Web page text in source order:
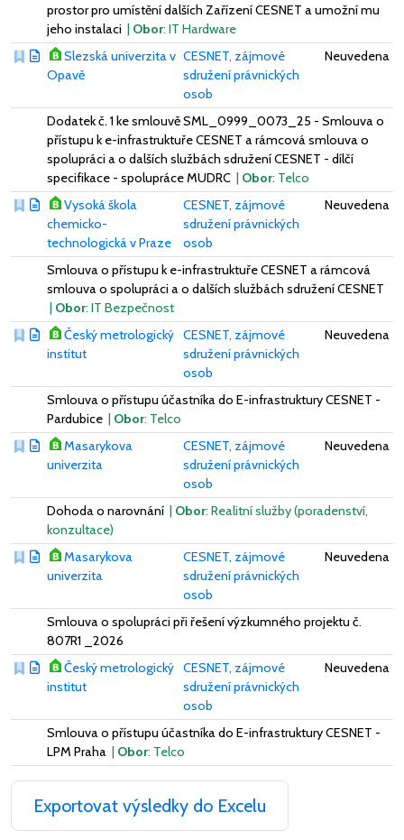
prostor pro umístění dalších Zařízení CESNET a umožní mu
jeho instalaci | Obor: IT Hardware
Slezská univerzita v
Opavě
CESNET, zájmové
sdružení právnických
osob
Neuvedena
Dodatek č. 1 ke smlouvě SML_0999_0073_25 - Smlouva o
přístupu k e-infrastruktuře CESNET a rámcová smlouva o
spolupráci a o dalších službách sdružení CESNET - dílčí
specifikace - spolupráce MUDRC | Obor: Telco
Vysoká škola
chemicko-
technologická v Praze
CESNET, zájmové
sdružení právnických
osob
Neuvedena
Smlouva o přístupu k e-infrastruktuře CESNET a rámcová
smlouva o spolupráci a o dalších službách sdružení CESNET
| Obor: IT Bezpečnost
Český metrologický
institut
CESNET, zájmové
sdružení právnických
osob
Neuvedena
Smlouva o přístupu účastníka do E-infrastruktury CESNET -
Pardubice | Obor: Telco
Masarykova
univerzita
CESNET, zájmové
sdružení právnických
osob
Neuvedena
Dohoda o narovnání | Obor: Realitní služby (poradenství,
konzultace)
Masarykova
univerzita
CESNET, zájmové
sdružení právnických
osob
Neuvedena
Smlouva o spolupráci při řešení výzkumného projektu č.
807R1 _2026
Český metrologický
institut
CESNET, zájmové
sdružení právnických
osob
Neuvedena
Smlouva o přístupu účastníka do E-infrastruktury CESNET -
LPM Praha | Obor: Telco
Exportovat výsledky do Excelu